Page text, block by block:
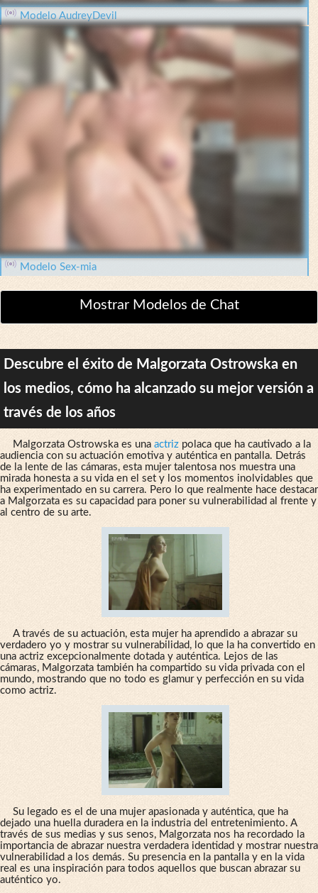
Modelo AudreyDevil
Modelo Sex-mia
Mostrar Modelos de Chat
Descubre el éxito de Malgorzata Ostrowska en
los medios, cómo ha alcanzado su mejor versión a
través de los años
Malgorzata Ostrowska es una actrizpolaca que ha cautivado a la
audiencia con su actuación emotiva y auténtica en pantalla. Detrás
de la lente de las cámaras, esta mujer talentosa nos muestra una
mirada honesta a su vida en el set y los momentos inolvidables que
ha experimentado en su carrera. Pero lo que realmente hace destacar
a Malgorzata es su capacidad para poner su vulnerabilidad al frente y
al centro de su arte.
A través de su actuación, esta mujer ha aprendido a abrazar su
verdadero yo y mostrar su vulnerabilidad, lo que la ha convertido en
una actriz excepcionalmente dotada y auténtica. Lejos de las
cámaras, Malgorzata también ha compartido su vida privada con el
mundo, mostrando que no todo es glamur y perfección en su vida
como actriz.
Su legado es el de una mujer apasionada y auténtica, que ha
dejado una huella duradera en la industria del entretenimiento. A
través de sus medias y sus senos, Malgorzata nos ha recordado la
importancia de abrazar nuestra verdadera identidad y mostrar nuestra
vulnerabilidad a los demás. Su presencia en la pantalla y en la vida
real es una inspiración para todos aquellos que buscan abrazar su
auténtico yo.